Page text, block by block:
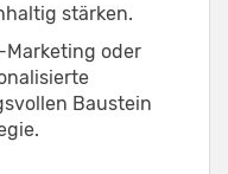
stärken.
oder
Baustein